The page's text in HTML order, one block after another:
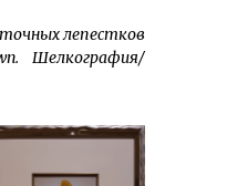
лепестков
Шелкография/